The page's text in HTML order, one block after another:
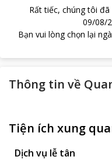
Rất tiếc, chúng tôi
09/08/
Bạn vui lòng chọn lại
Thông tin về
Tiện ích xung
Dịch vụ lễ tân